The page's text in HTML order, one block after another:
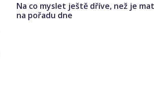
Na co myslet ještě dříve, než je
na pořadu dne